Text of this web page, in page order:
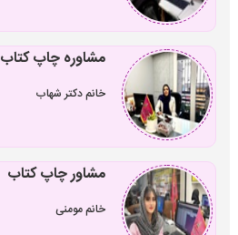
مشاوره چاپ کتاب
خانم دکتر شهاب
مشاور چاپ کتاب
خانم مومنی